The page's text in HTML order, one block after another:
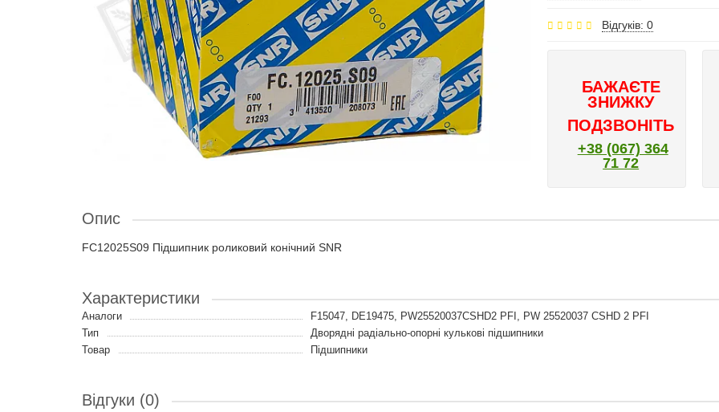
Відгуків: 0
БАЖАЄТЕ
ЗНИЖКУ
ПОДЗВОНІТЬ
+38 (067) 364
71 72
Опис
FC12025S09 Підшипник роликовий конічний SNR
Характеристики
Аналоги
F15047, DE19475, PW25520037CSHD2 PFI, PW 25520037 CSHD 2 PFI
Тип
Дворядні радіально-опорні кулькові підшипники
Товар
Підшипники
Відгуки (0)